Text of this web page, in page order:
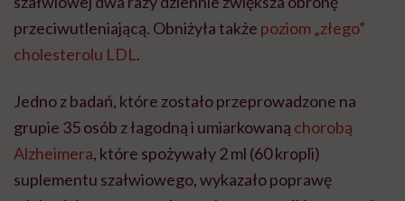
przeciwutleniającą. Obniżyła także poziom „złego”
cholesterolu LDL.
Jedno z badań, które zostało przeprowadzone na
grupie 35 osób z łagodną i umiarkowaną chorobą
Alzheimera, które spożywały 2 ml (60 kropli)
suplementu szałwiowego, wykazało poprawę